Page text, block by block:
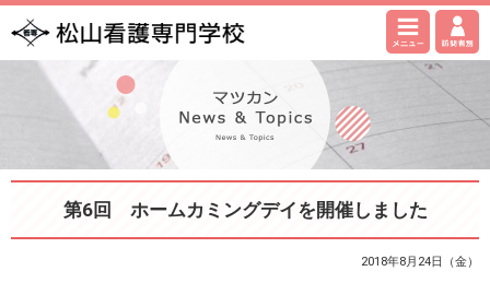
第6回 ホームカミングデイを開催しました
2018年8月24日（金）